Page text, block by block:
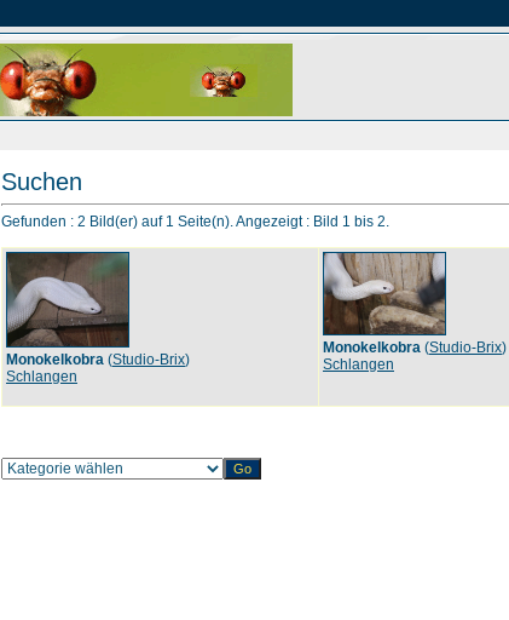
Suchen
Gefunden : 2 Bild(er) auf 1 Seite(n). Angezeigt : Bild 1 bis 2.
Monokelkobra (Studio-Brix)
Schlangen
Monokelkobra (Studio-Brix)
Schlangen